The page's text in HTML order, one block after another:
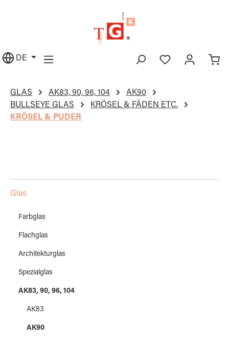
DE
GLAS AK83, 90, 96, 104
AK90
BULLSEYE GLAS
KRÖSEL & FÄDEN ETC.
KRÖSEL & PUDER
Glas
Farbglas
Flachglas
Architekturglas
Spezialglas
AK83, 90, 96, 104
AK83
AK90